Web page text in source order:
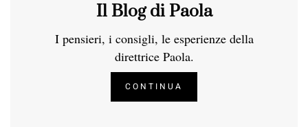
Il Blog di Paola
I pensieri, i consigli, le esperienze della
direttrice Paola.
CONTINUA